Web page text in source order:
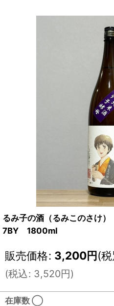
るみ子の酒（るみこのさ
7BY 1800ml
販売価格: 3,200円(
(税込: 3,520円)
在庫数 ◯